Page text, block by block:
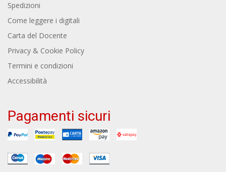
Spedizioni
Come leggere i digitali
Carta del Docente
Privacy & Cookie Policy
Termini e condizioni
Accessibilità
Pagamenti sicuri